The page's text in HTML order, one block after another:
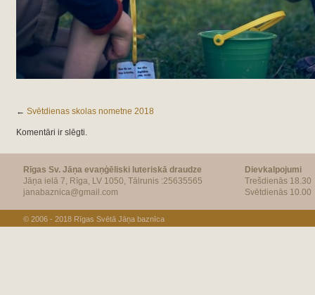
← Svētdienas skolas nometne 2018
Komentāri ir slēgti.
Rīgas Sv. Jāņa evaņģēliski luteriskā draudze
Jāņa ielā 7, Rīga, LV 1050, Tālrunis :25635565
janabaznica@gmail.com
Dievkalpojumi
Trešdienās 18.30
Svētdienās 10.00
© 2006 - 2018 Rīgas Svētā Jāņa baznīca